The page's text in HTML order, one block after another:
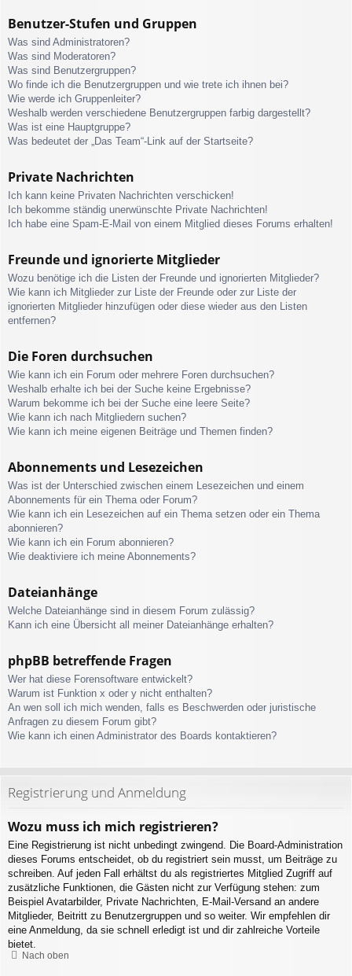
Benutzer-Stufen und Gruppen
Was sind Administratoren?
Was sind Moderatoren?
Was sind Benutzergruppen?
Wo finde ich die Benutzergruppen und wie trete ich ihnen bei?
Wie werde ich Gruppenleiter?
Weshalb werden verschiedene Benutzergruppen farbig dargestellt?
Was ist eine Hauptgruppe?
Was bedeutet der „Das Team“-Link auf der Startseite?
Private Nachrichten
Ich kann keine Privaten Nachrichten verschicken!
Ich bekomme ständig unerwünschte Private Nachrichten!
Ich habe eine Spam-E-Mail von einem Mitglied dieses Forums erhalten!
Freunde und ignorierte Mitglieder
Wozu benötige ich die Listen der Freunde und ignorierten Mitglieder?
Wie kann ich Mitglieder zur Liste der Freunde oder zur Liste der
ignorierten Mitglieder hinzufügen oder diese wieder aus den Listen
entfernen?
Die Foren durchsuchen
Wie kann ich ein Forum oder mehrere Foren durchsuchen?
Weshalb erhalte ich bei der Suche keine Ergebnisse?
Warum bekomme ich bei der Suche eine leere Seite?
Wie kann ich nach Mitgliedern suchen?
Wie kann ich meine eigenen Beiträge und Themen finden?
Abonnements und Lesezeichen
Was ist der Unterschied zwischen einem Lesezeichen und einem
Abonnements für ein Thema oder Forum?
Wie kann ich ein Lesezeichen auf ein Thema setzen oder ein Thema
abonnieren?
Wie kann ich ein Forum abonnieren?
Wie deaktiviere ich meine Abonnements?
Dateianhänge
Welche Dateianhänge sind in diesem Forum zulässig?
Kann ich eine Übersicht all meiner Dateianhänge erhalten?
phpBB betreffende Fragen
Wer hat diese Forensoftware entwickelt?
Warum ist Funktion x oder y nicht enthalten?
An wen soll ich mich wenden, falls es Beschwerden oder juristische
Anfragen zu diesem Forum gibt?
Wie kann ich einen Administrator des Boards kontaktieren?
Registrierung und Anmeldung
Wozu muss ich mich registrieren?
Eine Registrierung ist nicht unbedingt zwingend. Die Board-Administration
dieses Forums entscheidet, ob du registriert sein musst, um Beiträge zu
schreiben. Auf jeden Fall erhältst du als registriertes Mitglied Zugriff auf
zusätzliche Funktionen, die Gästen nicht zur Verfügung stehen: zum
Beispiel Avatarbilder, Private Nachrichten, E-Mail-Versand an andere
Mitglieder, Beitritt zu Benutzergruppen und so weiter. Wir empfehlen dir
eine Anmeldung, da sie schnell erledigt ist und dir zahlreiche Vorteile
bietet.
Nach oben